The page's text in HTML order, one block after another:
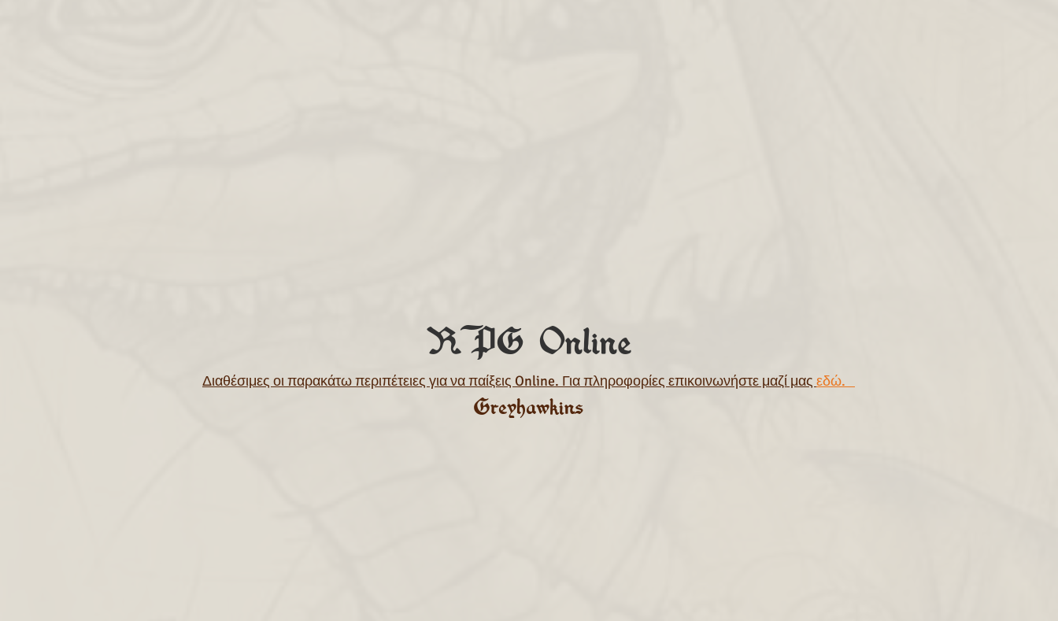
RPG Online
Διαθέσιμες οι παρακάτω περιπέτειες για να παίξεις Online. Για πληροφορίες επικοινωνήστε μαζί μας εδώ.
Greyhawkins